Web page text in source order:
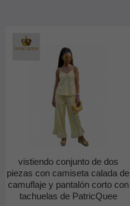
vistiendo conjunto de dos
piezas con camiseta calada de
camuflaje y pantalón corto con
tachuelas de PatricQuee